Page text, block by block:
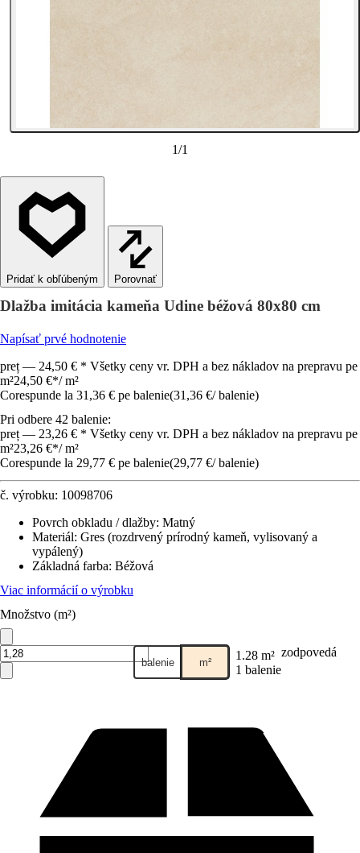
1/1
Porovnať
Dlažba imitácia kameňa Udine béžová 80x80 cm
Napísať prvé hodnotenie
preț — 24,50 € * Všetky ceny vr. DPH a bez nákladov na prepravu pe
m²24,50 €*/ m²
Corespunde la 31,36 € pe balenie(31,36 €/ balenie)
Pri odbere 42 balenie:
preț — 23,26 € * Všetky ceny vr. DPH a bez nákladov na prepravu pe
m²23,26 €*/ m²
Corespunde la 29,77 € pe balenie(29,77 €/ balenie)
č. výrobku: 10098706
Povrch obkladu / dlažby: Matný
Materiál: Gres (rozdrvený prírodný kameň, vylisovaný a
vypálený)
Základná farba: Béžová
Viac informácií o výrobku
Množstvo (m²)
balenie m² 1.28 m² zodpovedá
1 balenie